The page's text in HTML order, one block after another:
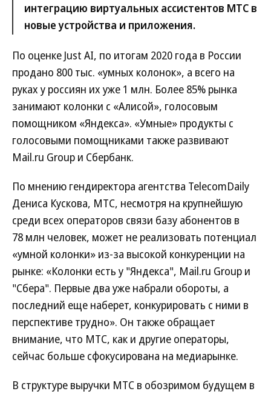
интеграцию виртуальных ассистентов МТС в
новые устройства и приложения.
По оценке Just AI, по итогам 2020 года в России
продано 800 тыс. «умных колонок», а всего на
руках у россиян их уже 1 млн. Более 85% рынка
занимают колонки с «Алисой», голосовым
помощником «Яндекса». «Умные» продукты с
голосовыми помощниками также развивают
Mail.ru Group и Сбербанк.
По мнению гендиректора агентства TelecomDaily
Дениса Кускова, МТС, несмотря на крупнейшую
среди всех операторов связи базу абонентов в
78 млн человек, может не реализовать потенциал
«умной колонки» из-за высокой конкуренции на
рынке: «Колонки есть у "Яндекса", Mail.ru Group и
"Сбера". Первые два уже набрали обороты, а
последний еще наберет, конкурировать с ними в
перспективе трудно». Он также обращает
внимание, что МТС, как и другие операторы,
сейчас больше сфокусирована на медиарынке.
В структуре выручки МТС в обозримом будущем в